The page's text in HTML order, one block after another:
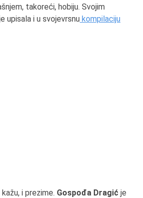
takoreći, hobiju. Svojim
upisala i u svojevrsnu kompilaciju
i prezime. Gospođa Dragić je